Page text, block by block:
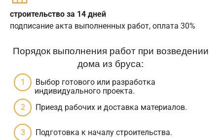
строительство за 14 дней
подписание акта выполненных работ, оплата 30%
Порядок выполнения работ при возведении
дома из бруса:
Выбор готового или разработка
индивидуального проекта.
Приезд рабочих и доставка материалов.
Подготовка к началу строительства.